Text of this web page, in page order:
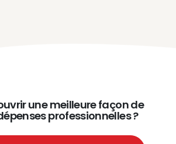
une meilleure façon de
professionnelles ?